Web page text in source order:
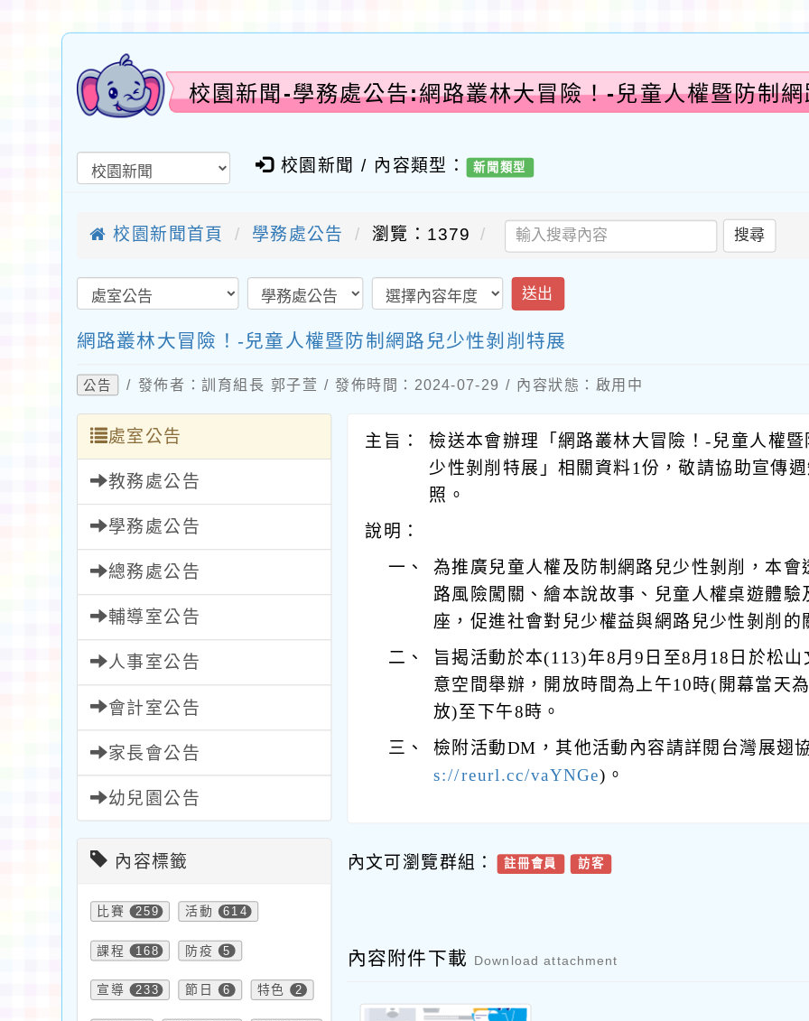
校園新聞-學務處公告:網路叢林大冒險！-兒童人權暨防制
校園新聞 / 內容類型： 新聞類型
校園新聞首頁 學務處公告 瀏覽：1379 搜尋
送出
網路叢林大冒險！-兒童人權暨防制網路兒少性剝削特展
公告 / 發佈者：訓育組長 郭子萱 / 發佈時間：2024-07-29 / 內容狀態：啟用中
處室公告
教務處公告
學務處公告
總務處公告
輔導室公告
人事室公告
會計室公告
家長會公告
幼兒園公告
內容標籤
比賽 259 活動 614
課程 168 防疫 5
宣導 233 節日 6 特色 2
主旨：
檢送本會辦理「網路叢林大冒險！-兒童人權暨
少性剝削特展」相關資料1份，敬請協助宣傳
照。
說明：
一、 為推廣兒童人權及防制網路兒少性剝削，本會
路風險闖關、繪本說故事、兒童人權桌遊體驗
座，促進社會對兒少權益與網路兒少性剝削的
二、
旨揭活動於本(113)年8月9日至8月18日於松山
意空間舉辦，開放時間為上午10時(開幕當天
放)至下午8時。
三、 檢附活動DM，其他活動內容請詳閱台灣展翅
s://reurl.cc/vaYNGe)。
內文可瀏覽群組： 註冊會員 訪客
內容附件下載 Download attachment